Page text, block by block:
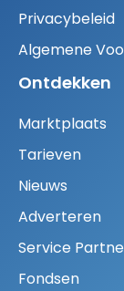
Privacybeleid
Algemene
Ontdekken
Marktplaats
Tarieven
Nieuws
Adverteren
Service
Fondsen